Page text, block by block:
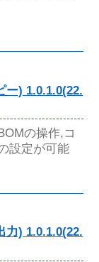
ー) 1.0.1.0(22.
の操作,コ
設定が可能
力) 1.0.1.0(22.